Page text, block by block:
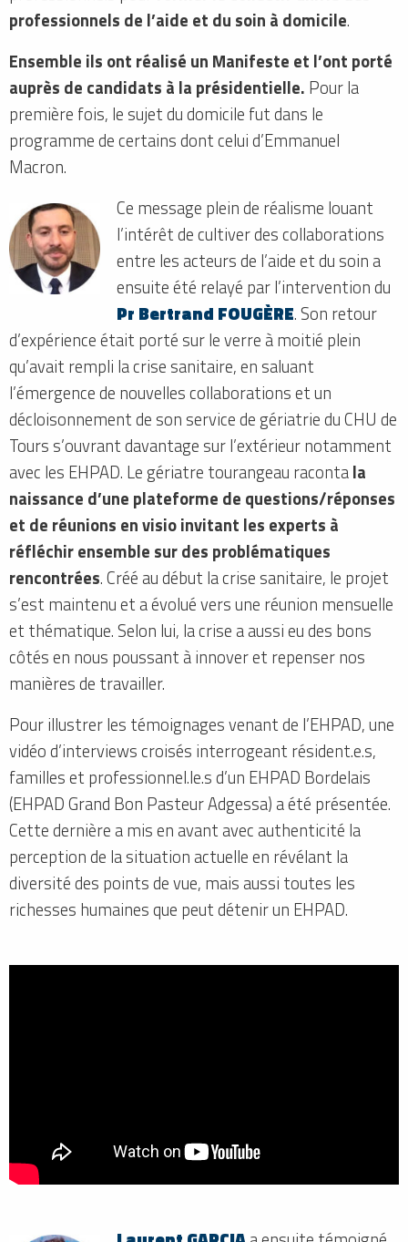
professionnels de l’aide et du soin à domicile.
Ensemble ils ont réalisé un Manifeste et l’ont porté
auprès de candidats à la présidentielle. Pour la
première fois, le sujet du domicile fut dans le
programme de certains dont celui d’Emmanuel
Macron.
Ce message plein de réalisme louant
l’intérêt de cultiver des collaborations
entre les acteurs de l’aide et du soin a
ensuite été relayé par l’intervention du
Pr Bertrand FOUGÈRE. Son retour
d’expérience était porté sur le verre à moitié plein
qu’avait rempli la crise sanitaire, en saluant
l’émergence de nouvelles collaborations et un
décloisonnement de son service de gériatrie du CHU de
Tours s’ouvrant davantage sur l’extérieur notamment
avec les EHPAD. Le gériatre tourangeau racontala
naissance d’une plateforme de questions/réponses
et de réunions en visio invitant les experts à
réfléchir ensemble sur des problématiques
rencontrées. Créé au début la crise sanitaire, le projet
s’est maintenu et a évolué vers une réunion mensuelle
et thématique. Selon lui, la crise a aussi eu des bons
côtés en nous poussant à innover et repenser nos
manières de travailler.
Pour illustrer les témoignages venant de l’EHPAD, une
vidéo d’interviews croisés interrogeant résident.e.s,
familles et professionnel.le.s d’un EHPAD Bordelais
(EHPAD Grand Bon Pasteur Adgessa) a été présentée.
Cette dernière a mis en avant avec authenticité la
perception de la situation actuelle en révélant la
diversité des points de vue, mais aussi toutes les
richesses humaines que peut détenir un EHPAD.